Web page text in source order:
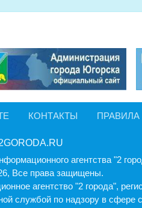
КОНТАКТЫ ПРАВИЛА
агентства "2
Все права защищены.
агентство "2 города",
службой по надзору в сфере